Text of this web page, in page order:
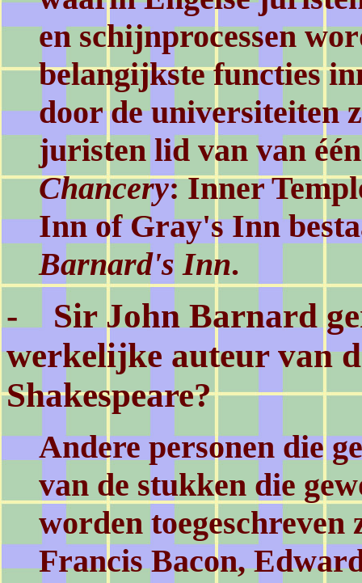
en schijnprocessen
belangijkste functies
door de universiteiten
juristen lid van van
Chancery: Inner
Inn of Gray's Inn
Barnard's Inn.
- Sir John Barnard
werkelijke auteur van
Shakespeare?
Andere personen die
van de stukken die
worden
Francis Bacon,